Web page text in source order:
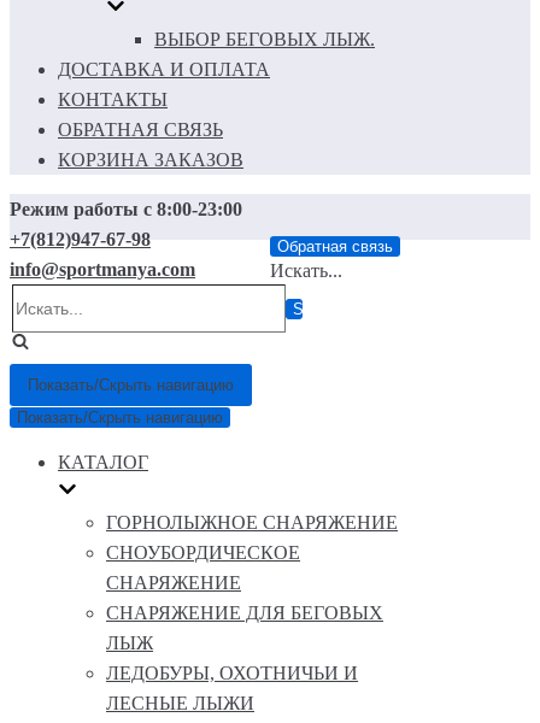
ВЫБОР БЕГОВЫХ ЛЫЖ.
ДОСТАВКА И ОПЛАТА
КОНТАКТЫ
ОБРАТНАЯ СВЯЗЬ
КОРЗИНА ЗАКАЗОВ
Режим работы с 8:00-23:00
+7(812)947-67-98
info@sportmanya.com
Обратная связь
Искать...
Показать/Скрыть навигацию
Показать/Скрыть навигацию
КАТАЛОГ
ГОРНОЛЫЖНОЕ СНАРЯЖЕНИЕ
СНОУБОРДИЧЕСКОЕ
СНАРЯЖЕНИЕ
СНАРЯЖЕНИЕ ДЛЯ БЕГОВЫХ
ЛЫЖ
ЛЕДОБУРЫ, ОХОТНИЧЬИ И
ЛЕСНЫЕ ЛЫЖИ